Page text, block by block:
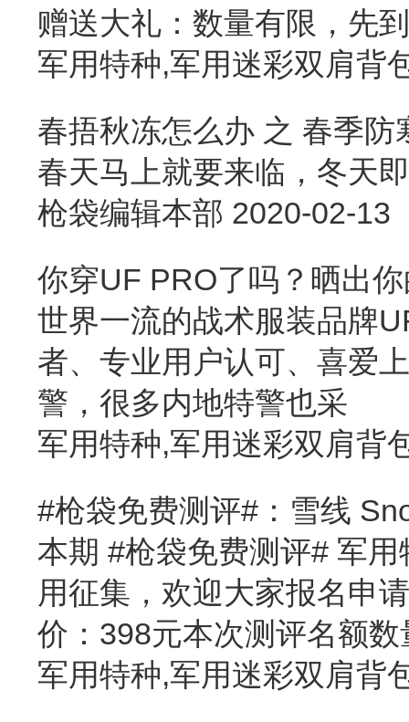
赠送大礼：数量有限，先
军用特种,军用迷彩双肩背
春捂秋冻怎么办 之 春季
春天马上就要来临，冬天
枪袋编辑本部 2020-02-13
你穿UF PRO了吗？晒出
世界一流的战术服装品牌
者、专业用户认可、喜爱
警，很多内地特警也采
军用特种,军用迷彩双肩背
#枪袋免费测评#：雪线
本期 #枪袋免费测评# 军
用征集，欢迎大家报名申
价：398元本次测评名额
军用特种,军用迷彩双肩背